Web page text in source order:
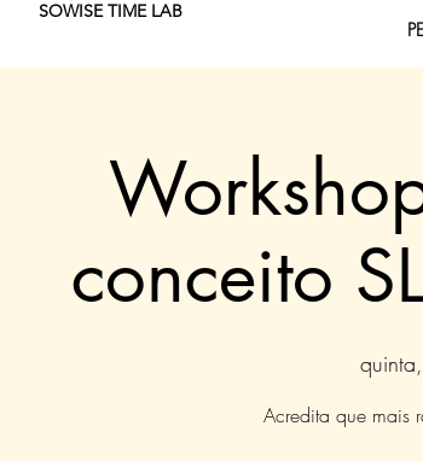
SOWISE TIME LAB
conceito
Acredita que mais